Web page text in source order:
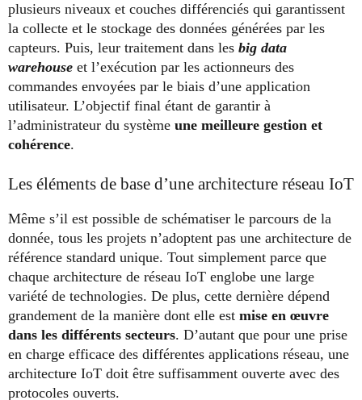
plusieurs niveaux et couches différenciés qui garantissent
la collecte et le stockage des données générées par les
capteurs. Puis, leur traitement dans les big data
warehouse et l’exécution par les actionneurs des
commandes envoyées par le biais d’une application
utilisateur. L’objectif final étant de garantir à
l’administrateur du système une meilleure gestion et
cohérence.
Les éléments de base d’une architecture réseau IoT
Même s’il est possible de schématiser le parcours de la
donnée, tous les projets n’adoptent pas une architecture de
référence standard unique. Tout simplement parce que
chaque architecture de réseau IoT englobe une large
variété de technologies. De plus, cette dernière dépend
grandement de la manière dont elle est mise en œuvre
dans les différents secteurs. D’autant que pour une prise
en charge efficace des différentes applications réseau, une
architecture IoT doit être suffisamment ouverte avec des
protocoles ouverts.